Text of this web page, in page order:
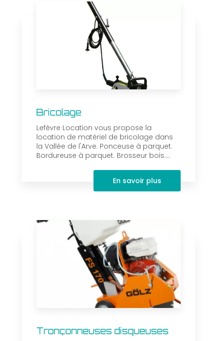
Bricolage
Lefèvre Location vous propose la
location de matériel de bricolage dans
la Vallée de l'Arve. Ponceuse à parquet.
Bordureuse à parquet. Brosseur bois....
En savoir plus
Tronçonneuses disqueuses